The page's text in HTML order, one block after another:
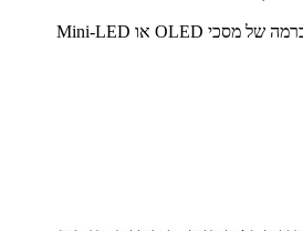
- הניגודיות והשחורים אינם ברמה של מסכי OLED או Mini-LED